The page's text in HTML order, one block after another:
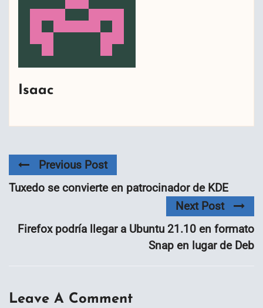
Isaac
Previous Post
Tuxedo se convierte en patrocinador de KDE
Next Post
Firefox podría llegar a Ubuntu 21.10 en formato
Snap en lugar de Deb
Leave A Comment